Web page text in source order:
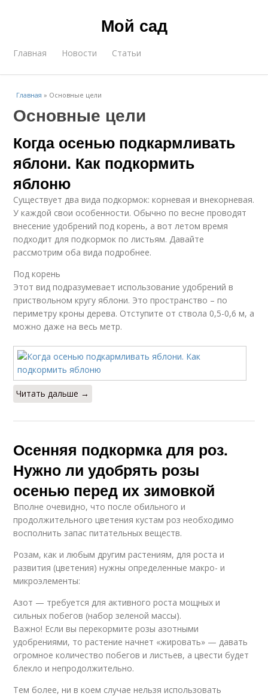
Мой сад
Главная Новости Статьи
Главная » Основные цели
Основные цели
Когда осенью подкармливать
яблони. Как подкормить
яблоню
Существует два вида подкормок: корневая и внекорневая.
У каждой свои особенности. Обычно по весне проводят
внесение удобрений под корень, а вот летом время
подходит для подкормок по листьям. Давайте
рассмотрим оба вида подробнее.
Под корень
Этот вид подразумевает использование удобрений в
приствольном кругу яблони. Это пространство – по
периметру кроны дерева. Отступите от ствола 0,5-0,6 м, а
можно даже на весь метр.
Читать дальше →
Осенняя подкормка для роз.
Нужно ли удобрять розы
осенью перед их зимовкой
Вполне очевидно, что после обильного и
продолжительного цветения кустам роз необходимо
восполнить запас питательных веществ.
Розам, как и любым другим растениям, для роста и
развития (цветения) нужны определенные макро- и
микроэлементы:
Азот — требуется для активного роста мощных и
сильных побегов (набор зеленой массы).
Важно! Если вы перекормите розы азотными
удобрениями, то растение начнет «жировать» — давать
огромное количество побегов и листьев, а цвести будет
блекло и непродолжительно.
Тем более, ни в коем случае нельзя использовать